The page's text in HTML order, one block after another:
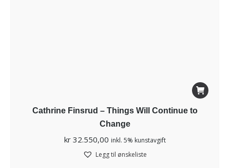
Cathrine Finsrud – Things Will Continue to
Change
kr32.550,00 inkl. 5% kunstavgift
Legg til ønskeliste